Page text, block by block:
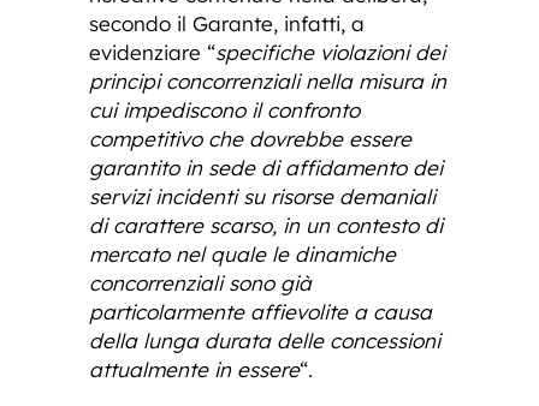
secondo il Garante, infatti, a
evidenziare “specifiche violazioni dei
principi concorrenziali nella misura in
cui impediscono il confronto
competitivo che dovrebbe essere
garantito in sede di affidamento dei
servizi incidenti su risorse demaniali
di carattere scarso, in un contesto di
mercato nel quale le dinamiche
concorrenziali sono già
particolarmente affievolite a causa
della lunga durata delle concessioni
attualmente in essere“.